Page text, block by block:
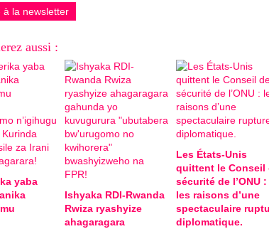
à la newsletter
aussi :
yaba
Ishyaka RDI-Rwanda
Rwiza ryashyize
ahagaragara
Les États-Unis
quittent le Conseil
sécurité de l’ONU :
les raisons d’une
spectaculaire
diplomatique.